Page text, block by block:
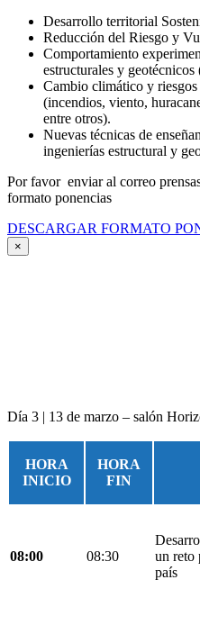
Desarrollo territorial
Reducción del Riesgo y
Comportamiento
estructurales y
Cambio climático y riesgos
(incendios, viento,
entre otros).
Nuevas técnicas de
ingenierías estructural y
Por favor enviar al correo
formato ponencias
DESCARGAR FORMATO
×
Día 3 | 13 de marzo – salón
HORA
INICIO
HORA
FIN
08:00 08:30
un reto
país